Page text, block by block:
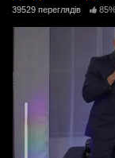
39529 переглядів